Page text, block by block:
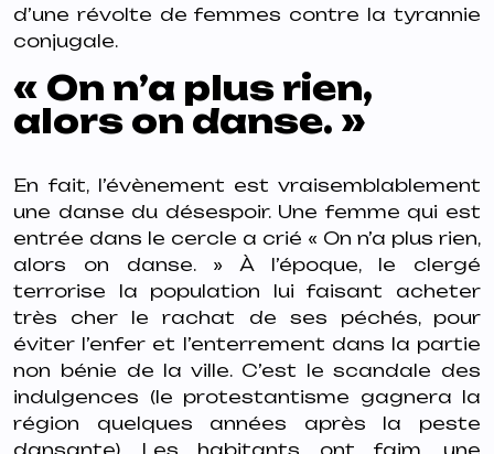
d’une révolte de femmes contre la tyrannie
conjugale.
« On n’a plus rien,
alors on danse. »
En fait, l’évènement est vraisemblablement
une danse du désespoir. Une femme qui est
entrée dans le cercle a crié « On n’a plus rien,
alors on danse. » À l’époque, le clergé
terrorise la population lui faisant acheter
très cher le rachat de ses péchés, pour
éviter l’enfer et l’enterrement dans la partie
non bénie de la ville. C’est le scandale des
indulgences (le protestantisme gagnera la
région quelques années après la peste
dansante). Les habitants ont faim, une